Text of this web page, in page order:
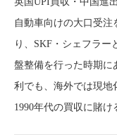
自動車向けの大口受注
り、SKF・シェフラー
盤整備を行った時期に
利でも、海外では現地
1990年代の買収に賭